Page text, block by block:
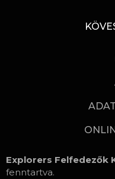
Explorers Felfedezők
fenntartva.